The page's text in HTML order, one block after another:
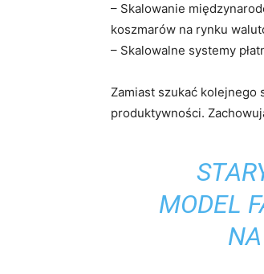
– Skalowanie
koszmarów na rynku
– Skalowalne systemy
Zamiast szukać kolejnego
produktywności.
MODEL